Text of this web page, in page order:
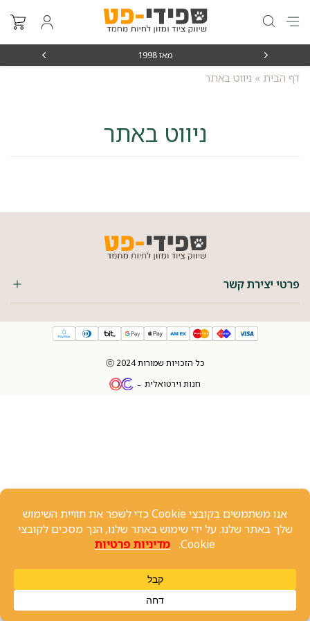
מאז 1998
דף הבית » ניווט באתר
ניווט באתר
פרטי יצירת קשר
חנות וירטואלית
כל הזכויות שמורות 2024 ⓒ